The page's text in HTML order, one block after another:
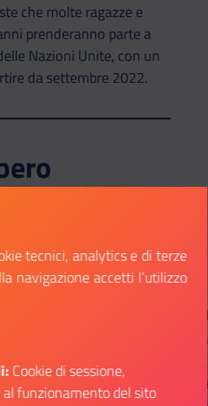
che molte ragazze e
prenderanno parte a
Nazioni Unite, con un
da settembre 2022.
GIO
1
DIC
DOM
4
DIC
Arti e
-
tecnici, analytics e di terze
navigazione accetti l’utilizzo
Cookie di sessione,
al funzionamento del sito